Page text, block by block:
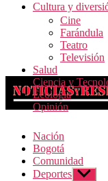
Cultura y
Cine
Farándula
Teatro
Televisión
Salud
Ciencia y
Ecología
Opinión
Nación
Bogotá
Comunidad
Deportes Mostrar